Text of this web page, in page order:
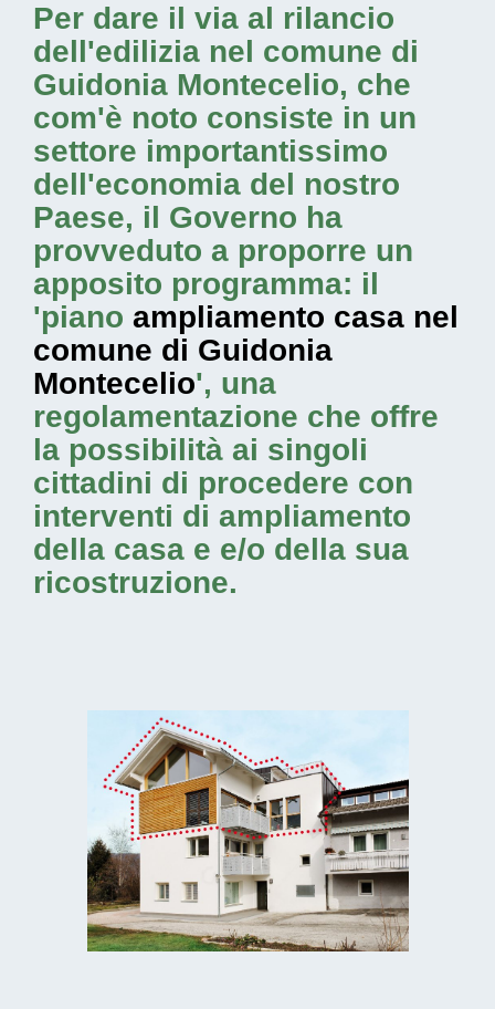
Per dare il via al rilancio
dell'edilizia nel comune di
Guidonia Montecelio, che
com'è noto consiste in un
settore importantissimo
dell'economia del nostro
Paese, il Governo ha
provveduto a proporre un
apposito programma: il
'piano ampliamento casa nel
comune di Guidonia
Montecelio', una
regolamentazione che offre
la possibilità ai singoli
cittadini di procedere con
interventi di ampliamento
della casa e e/o della sua
ricostruzione.